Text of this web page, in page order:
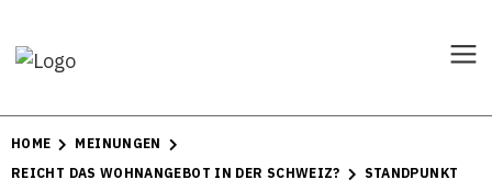
HOME
MEINUNGEN
REICHT DAS WOHNANGEBOT IN DER SCHWEIZ?
STANDPUNKT